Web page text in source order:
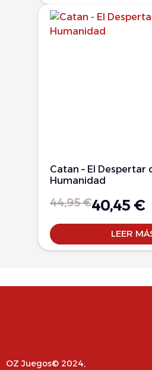
Catan – El Despertar
Humanidad
44,95€40,45 €
LEER
OZ Juegos© 2024,